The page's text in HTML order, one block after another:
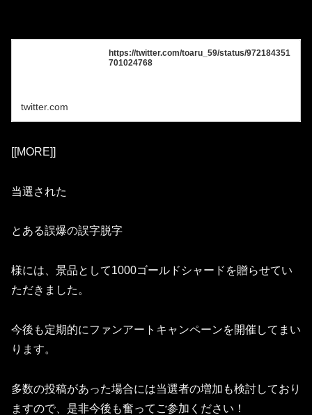
https://twitter.com/toaru_59/status/972184351
701024768
twitter.com
[[MORE]]
当選された
とある誤爆の誤字脱字
様には、景品として1000ゴールドシャードを贈らせてい
ただきました。
今後も定期的にファンアートキャンペーンを開催してまい
ります。
多数の投稿があった場合には当選者の増加も検討しており
ますので、是非今後も奮ってご参加ください！